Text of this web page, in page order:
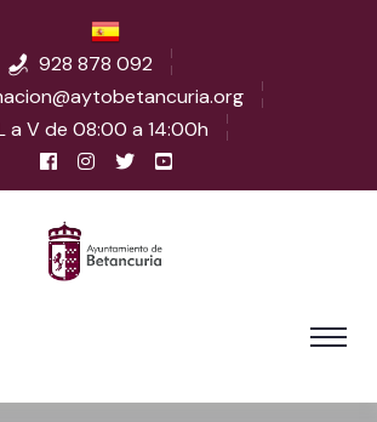
928 878 092
a V de 08:00 a 14:00h